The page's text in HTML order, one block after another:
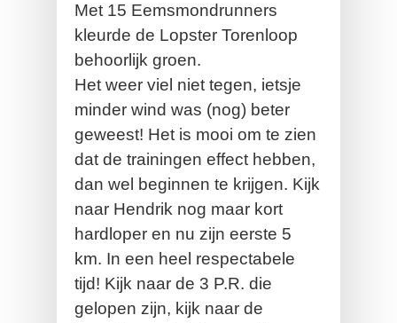
Met 15 Eemsmondrunners
kleurde de Lopster Torenloop
behoorlijk groen.
Het weer viel niet tegen, ietsje
minder wind was (nog) beter
geweest! Het is mooi om te zien
dat de trainingen effect hebben,
dan wel beginnen te krijgen. Kijk
naar Hendrik nog maar kort
hardloper en nu zijn eerste 5
km. In een heel respectabele
tijd! Kijk naar de 3 P.R. die
gelopen zijn, kijk naar de